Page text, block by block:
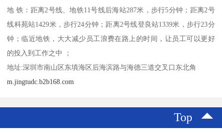
地 铁：距离2号线、地铁11号线后海站287米，步行5分钟；距离2号
线科苑站1429米，步行24分钟；距离2号线登良站1339米，步行23分
钟；临近地铁，大大减少员工浪费在路上的时间，让员工可以更好
的投入到工作之中 ；
地址:深圳市南山区东填海区后海滨路与海德三道交叉口东北角
m.jingtudc.b2b168.com
Top